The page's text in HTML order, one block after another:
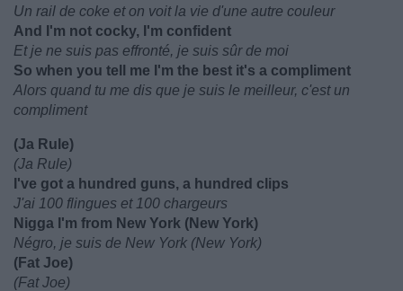
Un rail de coke et on voit la vie d'une autre couleur
And I'm not cocky, I'm confident
Et je ne suis pas effronté, je suis sûr de moi
So when you tell me I'm the best it's a compliment
Alors quand tu me dis que je suis le meilleur, c'est un
compliment
(Ja Rule)
(Ja Rule)
I've got a hundred guns, a hundred clips
J'ai 100 flingues et 100 chargeurs
Nigga I'm from New York (New York)
Négro, je suis de New York (New York)
(Fat Joe)
(Fat Joe)